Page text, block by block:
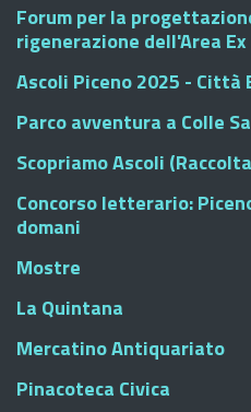
Forum per la
rigenerazione dell'Area Ex
Ascoli Piceno 2025 - Città
Parco avventura a Colle
Scopriamo Ascoli
Concorso letterario:
domani
Mostre
La Quintana
Mercatino Antiquariato
Pinacoteca Civica